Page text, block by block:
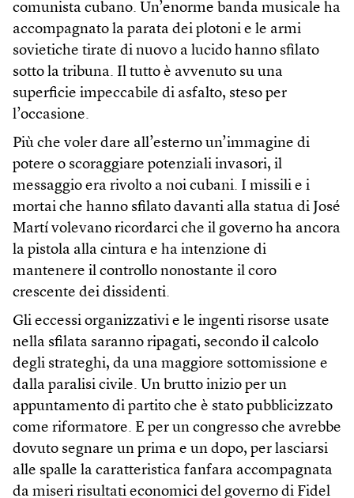
comunista cubano. Un’enorme banda musicale ha
accompagnato la parata dei plotoni e le armi
sovietiche tirate di nuovo a lucido hanno sfilato
sotto la tribuna. Il tutto è avvenuto su una
superficie impeccabile di asfalto, steso per
l’occasione.
Più che voler dare all’esterno un’immagine di
potere o scoraggiare potenziali invasori, il
messaggio era rivolto a noi cubani. I missili e i
mortai che hanno sfilato davanti alla statua di José
Martí volevano ricordarci che il governo ha ancora
la pistola alla cintura e ha intenzione di
mantenere il controllo nonostante il coro
crescente dei dissidenti.
Gli eccessi organizzativi e le ingenti risorse usate
nella sfilata saranno ripagati, secondo il calcolo
degli strateghi, da una maggiore sottomissione e
dalla paralisi civile. Un brutto inizio per un
appuntamento di partito che è stato pubblicizzato
come riformatore. E per un congresso che avrebbe
dovuto segnare un prima e un dopo, per lasciarsi
alle spalle la caratteristica fanfara accompagnata
da miseri risultati economici del governo di Fidel